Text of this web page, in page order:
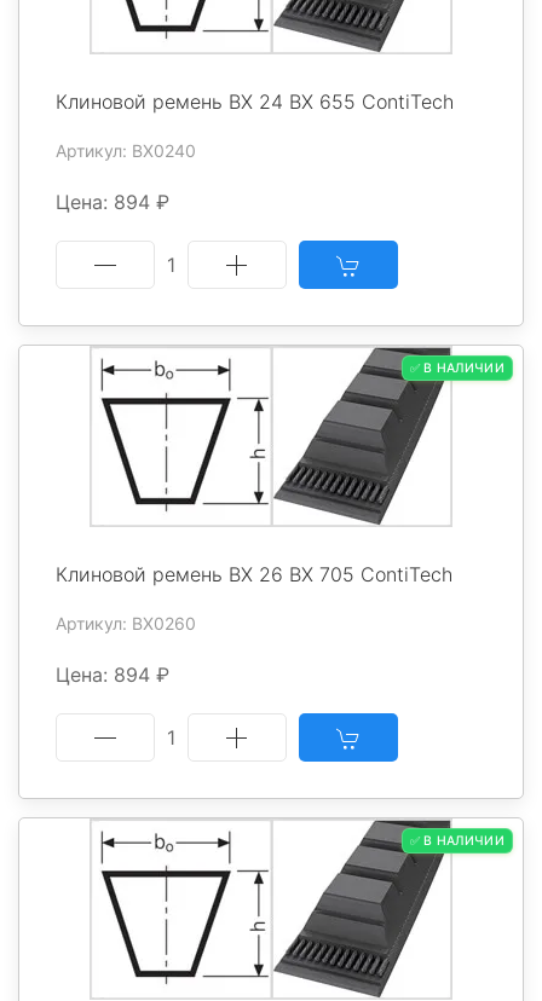
Клиновой ремень BX 24 BX 655 ContiTech
Артикул: BX0240
Цена: 894 ₽
1
✅ В НАЛИЧИИ
Клиновой ремень BX 26 BX 705 ContiTech
Артикул: BX0260
Цена: 894 ₽
1
✅ В НАЛИЧИИ